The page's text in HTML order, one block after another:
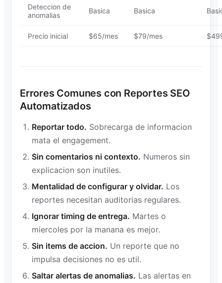
Deteccion de
anomalias
Basica Basica
Precio inicial $65/mes $79/mes
Errores Comunes con Reportes SEO
Automatizados
Reportar todo. Sobrecarga de informacion
mata el engagement.
Sin comentarios ni contexto. Numeros sin
explicacion son inutiles.
Mentalidad de configurar y olvidar. Los
reportes necesitan auditorias regulares.
Ignorar timing de entrega. Martes o
miercoles por la manana es mejor.
Sin items de accion. Un reporte que no
impulsa decisiones no es util.
Saltar alertas de anomalias. Las alertas en